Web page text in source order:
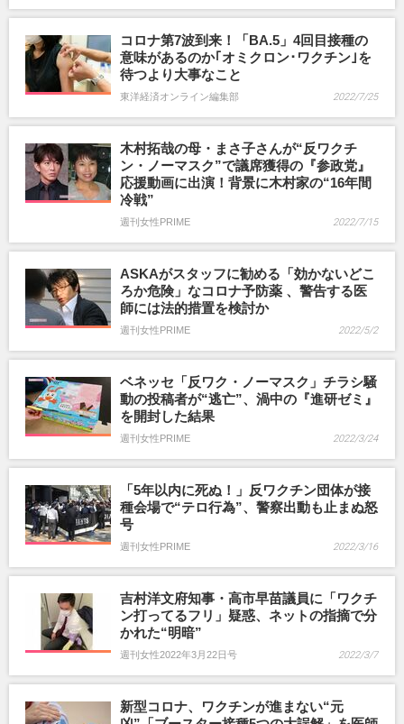
コロナ第7波到来！「BA.5」4回目接種の
意味があるのか｢オミクロン･ワクチン｣を
待つより大事なこと
東洋経済オンライン編集部 2022/7/25
木村拓哉の母・まさ子さんが“反ワクチ
ン・ノーマスク”で議席獲得の『参政党』
応援動画に出演！背景に木村家の“16年間
冷戦”
週刊女性PRIME 2022/7/15
ASKAがスタッフに勧める「効かないどこ
ろか危険」なコロナ予防薬 、警告する医
師には法的措置を検討か
週刊女性PRIME 2022/5/2
ベネッセ「反ワク・ノーマスク」チラシ騒
動の投稿者が“逃亡”、渦中の『進研ゼミ』
を開封した結果
週刊女性PRIME 2022/3/24
「5年以内に死ぬ！」反ワクチン団体が接
種会場で“テロ行為”、警察出動も止まぬ怒
号
週刊女性PRIME 2022/3/16
吉村洋文府知事・高市早苗議員に「ワクチ
ン打ってるフリ」疑惑、ネットの指摘で分
かれた“明暗”
週刊女性2022年3月22日号 2022/3/7
新型コロナ、ワクチンが進まない“元